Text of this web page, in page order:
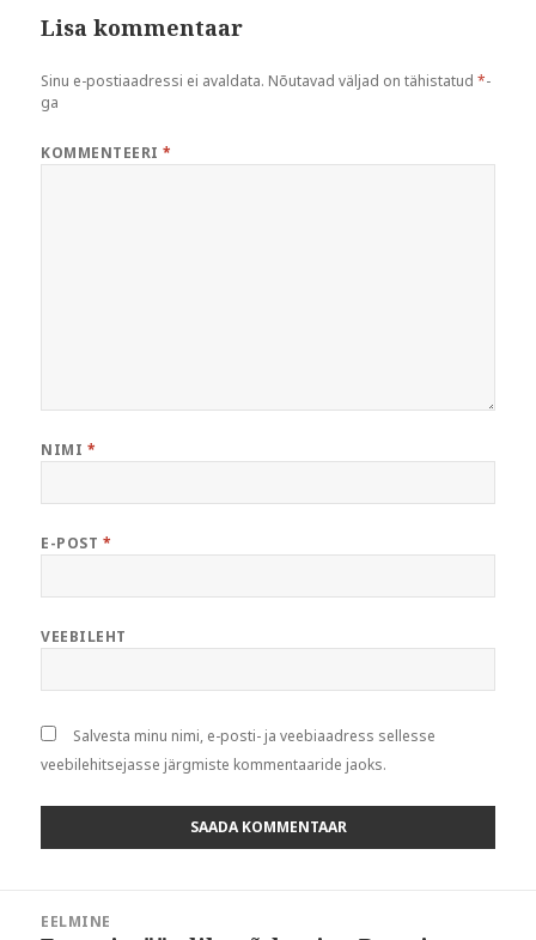
Lisa kommentaar
Sinu e-postiaadressi ei avaldata. Nõutavad väljad on tähistatud*-
ga
KOMMENTEERI*
NIMI *
E-POST *
VEEBILEHT
Salvesta minu nimi, e-posti- ja veebiaadress sellesse
veebilehitsejasse järgmiste kommentaaride jaoks.
EELMINE